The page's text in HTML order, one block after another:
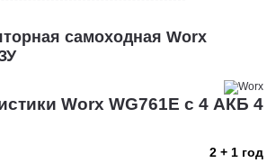
самоходная Worx
Worx WG761E с 4 АКБ 4
2 + 1 год